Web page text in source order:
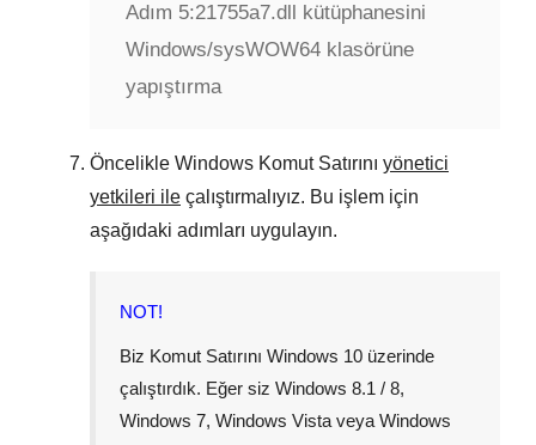
Adım 5:21755a7.dll kütüphanesini
Windows/sysWOW64 klasörüne
yapıştırma
Öncelikle Windows Komut Satırını yönetici
yetkileri ile çalıştırmalıyız. Bu işlem için
aşağıdaki adımları uygulayın.
NOT!
Biz Komut Satırını Windows 10 üzerinde
çalıştırdık. Eğer siz Windows 8.1 / 8,
Windows 7, Windows Vista veya Windows